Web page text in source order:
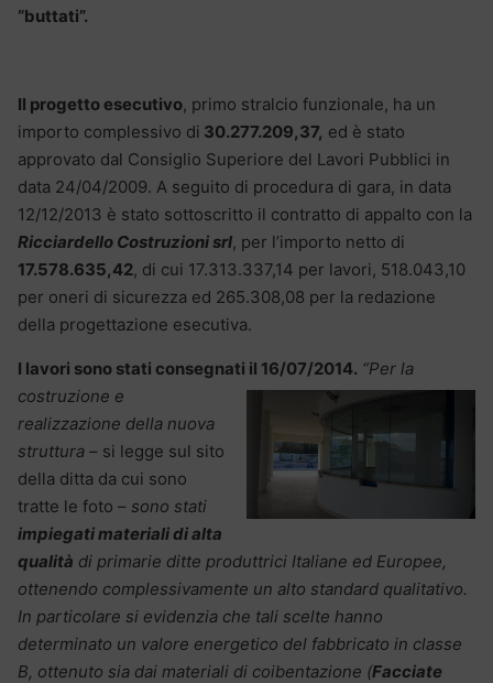
“buttati”.
Il progetto esecutivo, primo stralcio funzionale, ha un
importo complessivo di 30.277.209,37, ed è stato
approvato dal Consiglio Superiore del Lavori Pubblici in
data 24/04/2009. A seguito di procedura di gara, in data
12/12/2013 è stato sottoscritto il contratto di appalto con la
Ricciardello Costruzioni srl, per l’importo netto di
17.578.635,42, di cui 17.313.337,14 per lavori, 518.043,10
per oneri di sicurezza ed 265.308,08 per la redazione
della progettazione esecutiva.
I lavori sono stati consegnati il 16/07/2014. “Per la
costruzione e
realizzazione della nuova
struttura – si legge sul sito
della ditta da cui sono
tratte le foto – sono stati
impiegati materiali di alta
qualità di primarie ditte produttrici Italiane ed Europee,
ottenendo complessivamente un alto standard qualitativo.
In particolare si evidenzia che tali scelte hanno
determinato un valore energetico del fabbricato in classe
B, ottenuto sia dai materiali di coibentazione (Facciate